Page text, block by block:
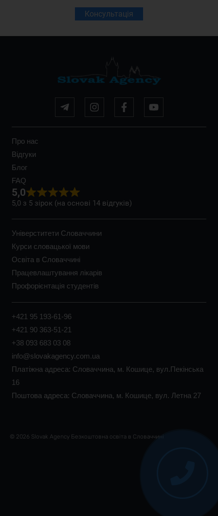
Консультація
Про нас
Відгуки
Блог
FAQ
5,0
5,0 з 5 зірок (на основі 14 відгуків)
Універститети Словаччини
Курси словацької мови
Освіта в Словаччині
Працевлаштування лікарів
Профорієнтація студентів
+421 95 193-61-96
+421 90 363-51-21
+38 093 683 03 08
info@slovakagency.com.ua
Платіжна адреса: Словаччина, м. Кошице, вул.Пекінська
16
Поштова адреса: Словаччина, м. Кошице, вул. Летна 27
© 2026 Slovak Agency Безкоштовна освіта в Словаччині